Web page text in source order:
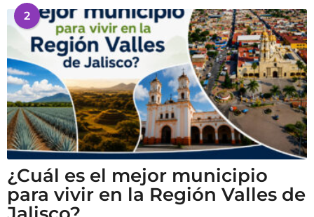
2
¿Cuál es el mejor municipio
para vivir en la Región Valles de